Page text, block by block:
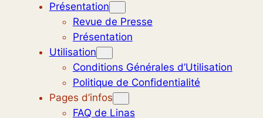
Présentation
Revue de Presse
Présentation
Utilisation
Conditions Générales d’Utilisation
Politique de Confidentialité
Pages d’infos
FAQ de Linas